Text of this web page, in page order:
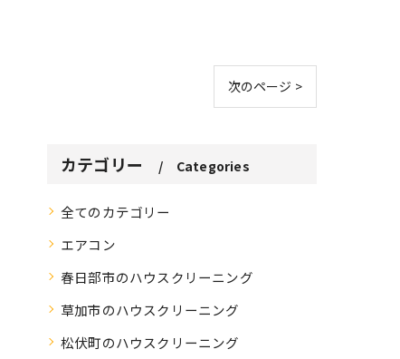
次のページ >
カテゴリー Categories
全てのカテゴリー
エアコン
春日部市のハウスクリーニング
草加市のハウスクリーニング
松伏町のハウスクリーニング